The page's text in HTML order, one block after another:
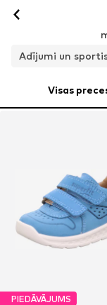
Adījumi un
Visas
PIEDĀVĀJUMS